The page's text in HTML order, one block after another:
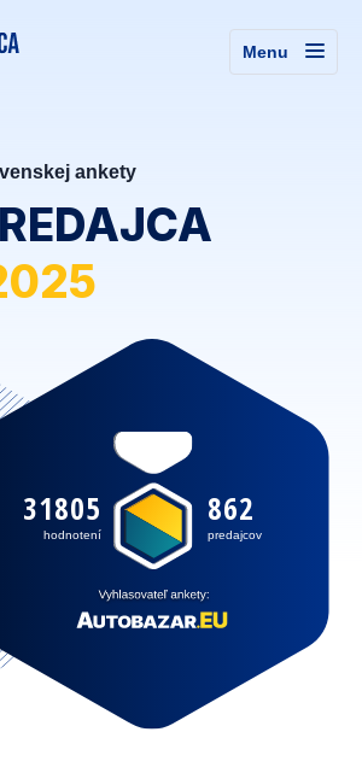
Menu
ankety
862
predajcov
31805
hodnotení